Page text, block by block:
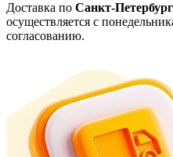
Доставка по Санкт-
осуществляется с
согласованию.